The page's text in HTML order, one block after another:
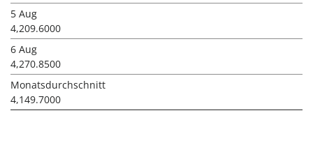
5 Aug
4,209.6000
6 Aug
4,270.8500
Monatsdurchschnitt
4,149.7000